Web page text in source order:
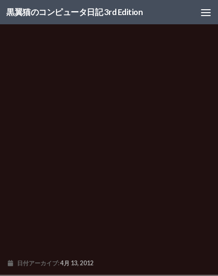
コンテンツへスキップ
黒翼猫のコンピュータ日記 3rd Edition
日付アーカイブ:4月 13, 2012